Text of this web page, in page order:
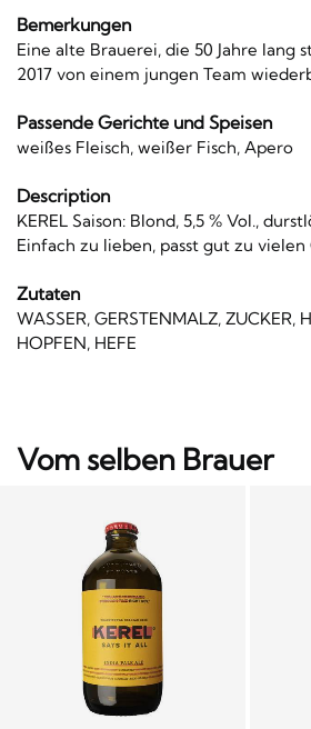
Bemerkungen
Eine alte Brauerei, die 50 Jahre lang
2017 von einem jungen Team
Passende Gerichte und Speisen
weißes Fleisch, weißer Fisch, Apero
Description
KEREL Saison: Blond, 5,5 % Vol.,
Einfach zu lieben, passt gut zu
Zutaten
WASSER, GERSTENMALZ, ZUCKER,
HOPFEN, HEFE
Vom selben Brauer